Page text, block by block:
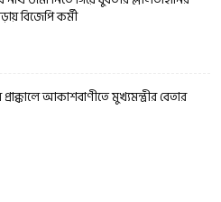
বিজেপি কর্মী
প্রাক্কালে আকাশবাণীতে মুখ্যমন্ত্রীর বেতার